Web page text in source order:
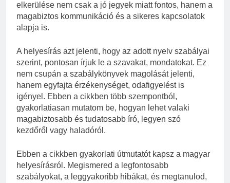
elkerülése nem csak a jó jegyek miatt fontos, hanem a
magabiztos kommunikáció és a sikeres kapcsolatok
alapja is.
A helyesírás azt jelenti, hogy az adott nyelv szabályai
szerint, pontosan írjuk le a szavakat, mondatokat. Ez
nem csupán a szabálykönyvek magolását jelenti,
hanem egyfajta érzékenységet, odafigyelést is
igényel. Ebben a cikkben több szempontból,
gyakorlatiasan mutatom be, hogyan lehet valaki
magabiztosabb és tudatosabb író, legyen szó
kezdőről vagy haladóról.
Ebben a cikkben gyakorlati útmutatót kapsz a magyar
helyesírásról. Megismered a legfontosabb
szabályokat, a leggyakoribb hibákat, és megtanulod,